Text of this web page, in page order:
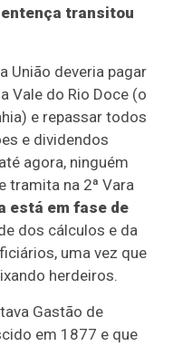
transitou
União deveria pagar
Vale do Rio Doce (o
e repassar todos
e dividendos
agora, ninguém
tramita na 2ª Vara
está em fase de
dos cálculos e da
uma vez que
herdeiros.
Gastão de
em 1877 e que